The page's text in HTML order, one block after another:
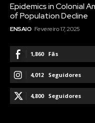
Epidemics in Colonial
of Population Decline
ENSAIO Fevereiro 17, 2025
1,860 Fãs
4,012 Seguidores
4,800 Seguidores